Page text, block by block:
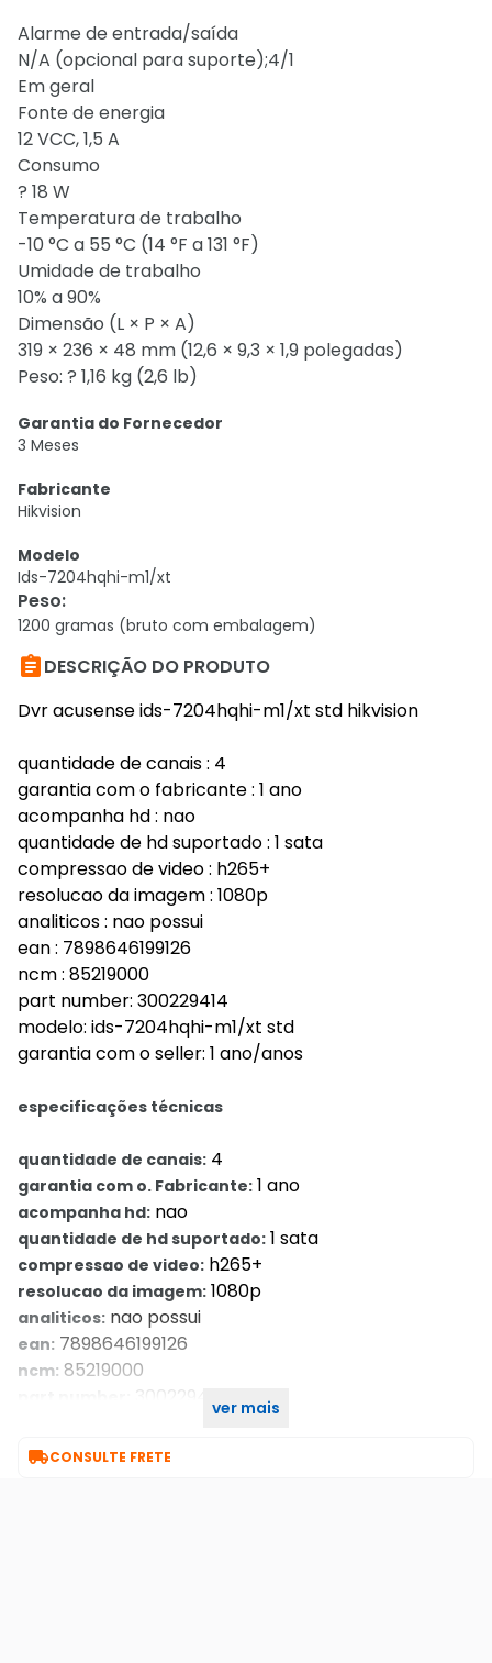
Alarme de entrada/saída
N/A (opcional para suporte);4/1
Em geral
Fonte de energia
12 VCC, 1,5 A
Consumo
? 18 W
Temperatura de trabalho
-10 °C a 55 °C (14 °F a 131 °F)
Umidade de trabalho
10% a 90%
Dimensão (L × P × A)
319 × 236 × 48 mm (12,6 × 9,3 × 1,9 polegadas)
Peso: ? 1,16 kg (2,6 lb)
Garantia do Fornecedor
3 Meses
Fabricante
Hikvision
Modelo
Ids-7204hqhi-m1/xt
Peso:
1200 gramas (bruto com embalagem)
DESCRIÇÃO DO PRODUTO
Dvr acusense ids-7204hqhi-m1/xt std hikvision
quantidade de canais : 4
garantia com o fabricante : 1 ano
acompanha hd : nao
quantidade de hd suportado : 1 sata
compressao de video : h265+
resolucao da imagem : 1080p
analiticos : nao possui
ean : 7898646199126
ncm : 85219000
part number: 300229414
modelo: ids-7204hqhi-m1/xt std
garantia com o seller: 1 ano/anos
especificações técnicas
quantidade de canais: 4
garantia com o. Fabricante: 1 ano
acompanha hd: nao
quantidade de hd suportado: 1 sata
compressao de video: h265+
resolucao da imagem: 1080p
analiticos: nao possui
ean: 7898646199126
ncm: 85219000
300229414ver mais
CONSULTE FRETE